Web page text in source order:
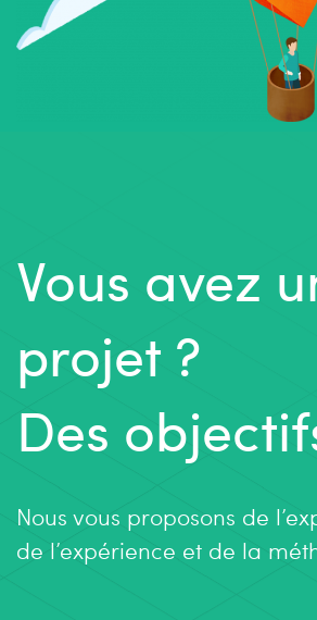
Vous avez
projet ?
Des
Nous vous proposons de
de l’expérience et de la